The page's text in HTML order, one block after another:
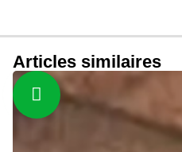
Articles similaires